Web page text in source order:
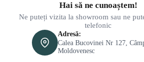
Hai să ne cunoaștem!
Ne puteți vizita la showroom sau ne
telefonic
Adresă:
Calea Bucovinei Nr 127,
Moldovenesc